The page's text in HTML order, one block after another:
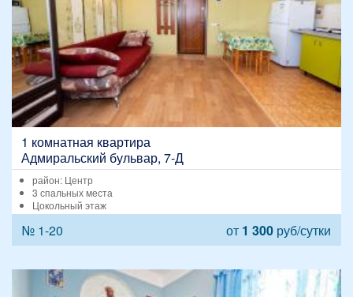
1 комнатная квартира
Адмиральский бульвар, 7-Д
район: Центр
3 спальных места
Цокольный этаж
№ 1-20 от 1 300 руб/сутки